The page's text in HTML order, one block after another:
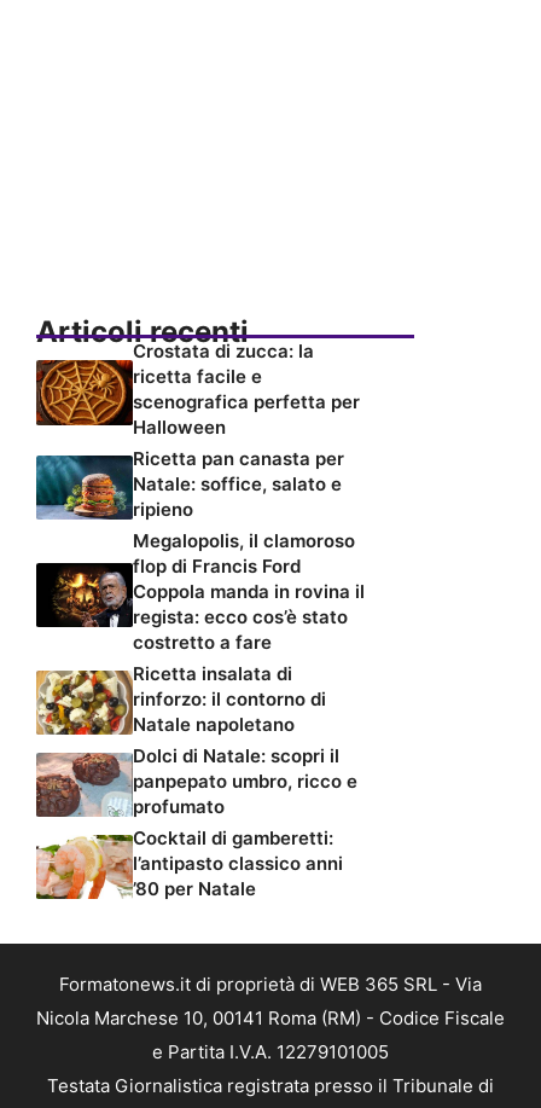
Articoli recenti
Crostata di zucca: la
ricetta facile e
scenografica perfetta per
Halloween
Ricetta pan canasta per
Natale: soffice, salato e
ripieno
Megalopolis, il clamoroso
flop di Francis Ford
Coppola manda in rovina il
regista: ecco cos’è stato
costretto a fare
Ricetta insalata di
rinforzo: il contorno di
Natale napoletano
Dolci di Natale: scopri il
panpepato umbro, ricco e
profumato
Cocktail di gamberetti:
l’antipasto classico anni
’80 per Natale
Formatonews.it di proprietà di WEB 365 SRL - Via
Nicola Marchese 10, 00141 Roma (RM) - Codice Fiscale
e Partita I.V.A. 12279101005
Testata Giornalistica registrata presso il Tribunale di